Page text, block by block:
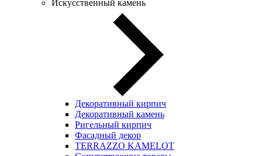
Искусственный камень
Декоративный кирпич
Декоративный камень
Ригельный кирпич
Фасадный декор
TERRAZZO KAMELOT